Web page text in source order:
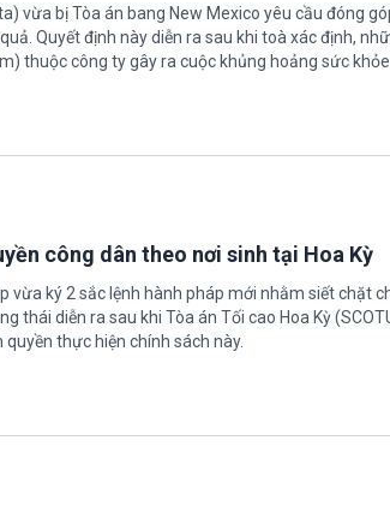
vừa bị Tòa án bang New Mexico yêu cầu đóng
Quyết định này diễn ra sau khi toà xác định,
thuộc công ty gây ra cuộc khủng hoảng sức
công dân theo nơi sinh tại Hoa Kỳ
vừa ký 2 sắc lệnh hành pháp mới nhằm siết chặt
thái diễn ra sau khi Tòa án Tối cao Hoa Kỳ
thực hiện chính sách này.